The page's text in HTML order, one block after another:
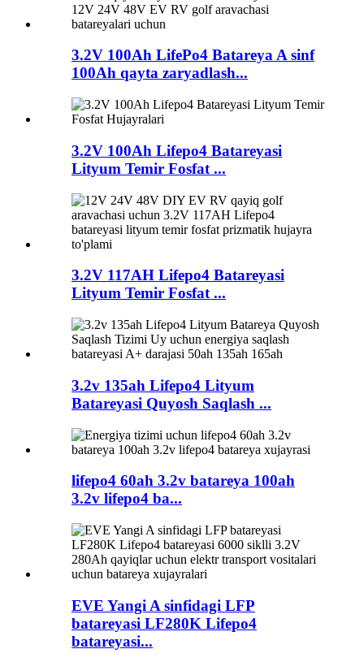
3.2V 100Ah LifePo4 Batareya A sinf
100Ah qayta zaryadlash...
3.2V 100Ah Lifepo4 Batareyasi
Lityum Temir Fosfat ...
3.2V 117AH Lifepo4 Batareyasi
Lityum Temir Fosfat ...
3.2v 135ah Lifepo4 Lityum
Batareyasi Quyosh Saqlash ...
lifepo4 60ah 3.2v batareya 100ah
3.2v lifepo4 ba...
EVE Yangi A sinfidagi LFP
batareyasi LF280K Lifepo4
batareyasi...